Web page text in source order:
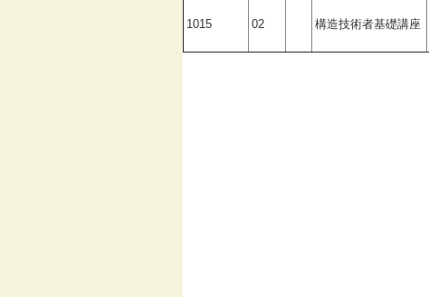
1015 02 構造技術者基礎講座